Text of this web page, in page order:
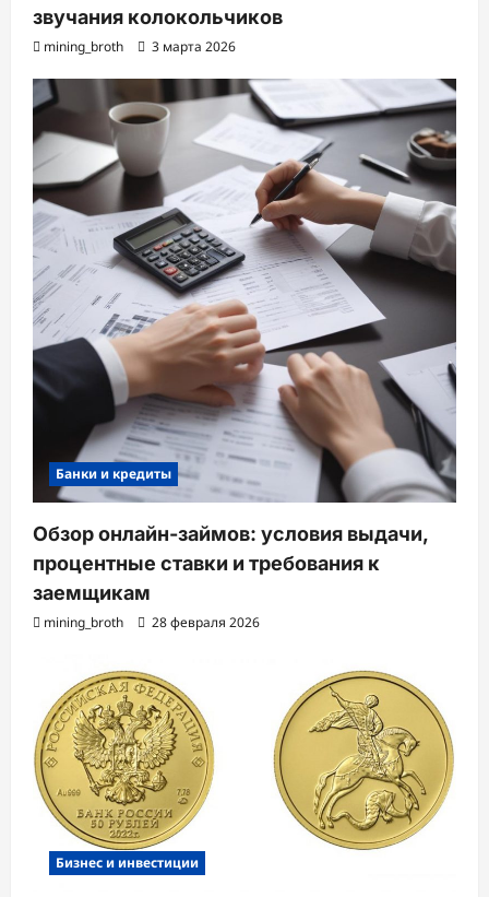
звучания колокольчиков
mining_broth 3 марта 2026
Банки и кредиты
Обзор онлайн-займов: условия выдачи,
процентные ставки и требования к
заемщикам
mining_broth 28 февраля 2026
Бизнес и инвестиции